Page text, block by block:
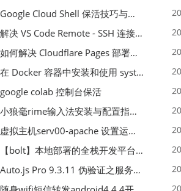
Google Cloud Shell 保活技巧与配额时间查看方法
解决 VS Code Remote - SSH 连接失败问题：从权限问题到成功启动
如何解决 Cloudflare Pages 部署中的 API Token 权限问题
在 Docker 容器中安装和使用 systemctl 的完整指南
google colab 控制台保活
小狼毫rime输入法安装与配置指南：从基础到高级自定义
虚拟主机serv00-apache 设置运行目录
【bolt】本地部署的全栈开发平台，支持本地及众多API，本地一键生成应用，部署教程
Auto.js Pro 9.3.11 伪验证之服务器接口 Nginx 版
篇文章
✍️
231k
总字数
👥